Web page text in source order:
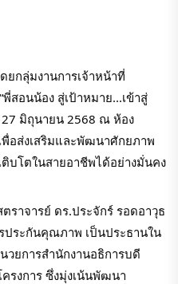
กลุ่มงานการเจ้าหน้าที่
สอนน้อง สู่เป้าหมาย...เข้าสู่
27 มิถุนายน 2568 ณ ห้อง
อส่งเสริมและพัฒนาศักยภาพ
บโตในสายอาชีพได้อย่างมั่นคง
ราจารย์ ดร.ประจักร์ รอดอาวุธ
ประกันคุณภาพ เป็นประธานใน
ยการสำนักงานอธิการบดี
รงการ ซึ่งมุ่งเน้นพัฒนา